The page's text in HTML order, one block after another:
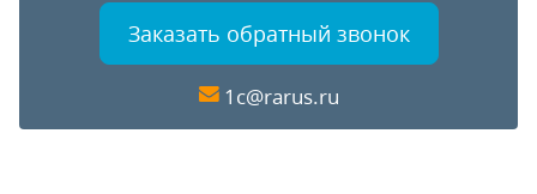
Заказать обратный звонок
1c@rarus.ru